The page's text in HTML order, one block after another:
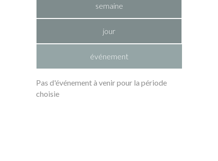
semaine
jour
événement
Pas d'événement à venir pour la période
choisie